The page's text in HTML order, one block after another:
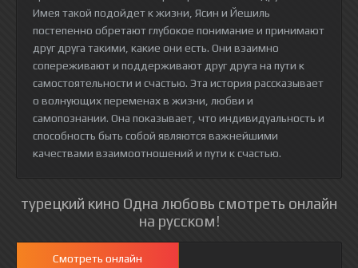
Имея такой подойдет к жизни, Ясин и Йешиль
постепенно обретают глубокое понимание и принимают
друг друга такими, какие они есть. Они взаимно
сопереживают и поддерживают друг друга на пути к
самостоятельности и счастью. Эта история рассказывает
о волнующих переменах в жизни, любви и
самопознании. Она показывает, что индивидуальность и
способность быть собой являются важнейшими
качествами взаимоотношений и пути к счастью.
турецкий кино Одна любовь смотреть онлайн
на русском!
Смотреть онлайн